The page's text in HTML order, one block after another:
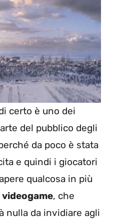
certo è uno dei
del pubblico degli
da poco è stata
e quindi i giocatori
qualcosa in più
videogame, che
nulla da invidiare agli